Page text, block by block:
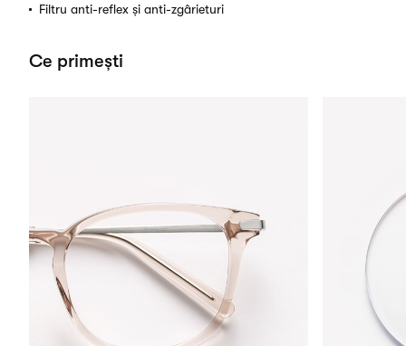
Filtru anti-reflex și anti-zgârieturi
Ce primești